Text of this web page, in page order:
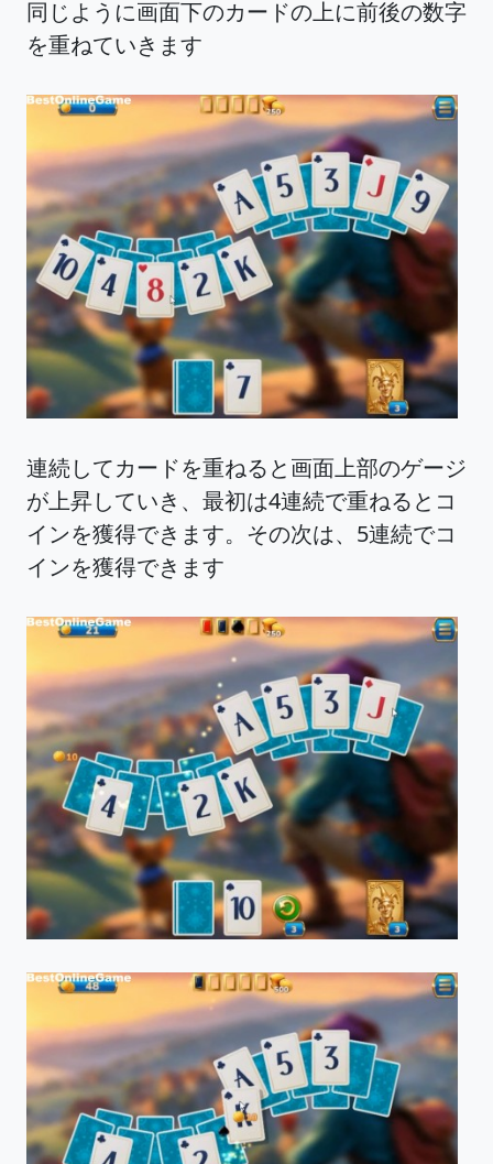
同じように画面下のカードの上に前後の数字
を重ねていきます
連続してカードを重ねると画面上部のゲージ
が上昇していき、最初は4連続で重ねるとコ
インを獲得できます。その次は、5連続でコ
インを獲得できます